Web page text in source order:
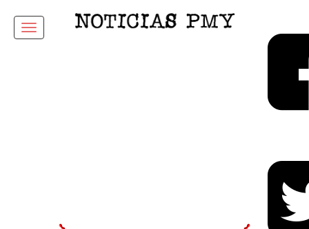
Menu